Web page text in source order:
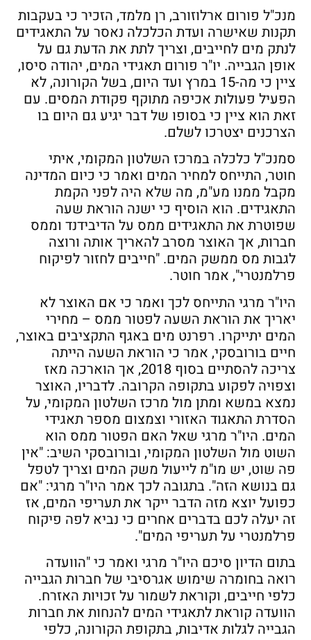
מנכ"ל פורום ארלוזורב, רן מלמד, הזכיר כי בעקבות
תקנות שאישרה ועדת הכלכלה נאסר על התאגידים
לנתק מים לחייבים, וצריך לתת את הדעת גם על
אופן הגבייה. יו"ר פורום תאגידי המים, יהודה סיסו,
ציין כי מה-15 במרץ ועד היום, בשל הקורונה, לא
הפעיל פעולות אכיפה מתוקף פקודת המסים. עם
זאת הוא ציין כי בסופו של דבר יגיע גם היום בו
הצרכנים יצטרכו לשלם.
סמנכ"ל כלכלה במרכז השלטון המקומי, איתי
חוטר, התייחס למחיר המים ואמר כי כיום המדינה
מקבל ממנו מע"מ, מה שלא היה לפני הקמת
התאגידים. הוא הוסיף כי ישנה הוראת שעה
שפוטרת את התאגידים ממס על הדיבידנד וממס
חברות, אך האוצר מסרב להאריך אותה ורוצה
לגבות מס ממשק המים. "חייבים לחזור לפיקוח
פרלמנטרי", אמר חוטר.
היו"ר מרגי התייחס לכך ואמר כי אם האוצר לא
יאריך את הוראת השעה לפטור ממס – מחירי
המים יתייקרו. רפרנט מים באגף התקציבים באוצר,
חיים בורובסקי, אמר כי הוראת השעה הייתה
צריכה להסתיים בסוף 2018, אך הוארכה מאז
וצפויה לפקוע בתקופה הקרובה. לדבריו, האוצר
נמצא במשא ומתן מול מרכז השלטון המקומי, על
הסדרת התאגוד האזורי וצמצום מספר תאגידי
המים. היו"ר מרגי שאל האם הפטור ממס הוא
השוט מול השלטון המקומי, ובורובסקי השיב: "אין
פה שוט, יש מו"מ לייעול משק המים וצריך לטפל
גם בנושא הזה". בתגובה לכך אמר היו"ר מרגי: "אם
כפועל יוצא מזה הדבר ייקר את תעריפי המים, אז
זה יעלה לכם בדברים אחרים כי נביא לפה פיקוח
פרלמנטרי על תעריפי המים".
בתום הדיון סיכם היו"ר מרגי ואמר כי "הוועדה
רואה בחומרה שימוש אגרסיבי של חברות הגבייה
כלפי חייבים, וקוראת לשמור על זכויות האזרח.
הוועדה קוראת לתאגידי המים להנחות את חברות
הגבייה לגלות אדיבות, בתקופת הקורונה, כלפי